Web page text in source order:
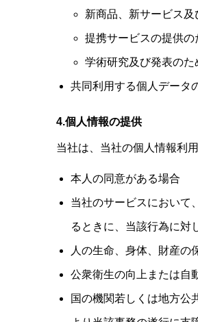
新商品、新サービス
提携サービスの提供の
学術研究及び発表のた
共同利用する個人データ
4.個人情報の提供
当社は、当社の個人情報利
本人の同意がある場合
当社のサービスにおいて
るときに、当該行為に対
人の生命、身体、財産の
公衆衛生の向上または自
国の機関若しくは地方公